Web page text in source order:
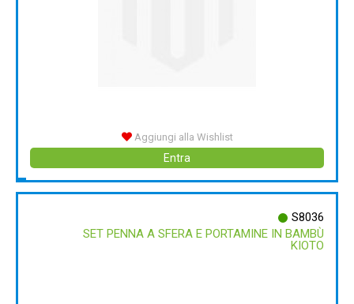
Aggiungi alla Wishlist
Entra
S8036
SET PENNA A SFERA E PORTAMINE IN BAMBÙ
KIOTO